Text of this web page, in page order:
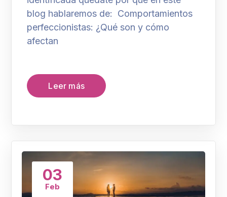
blog hablaremos de: Comportamientos
perfeccionistas: ¿Qué son y cómo
afectan
Leer más
03
Feb